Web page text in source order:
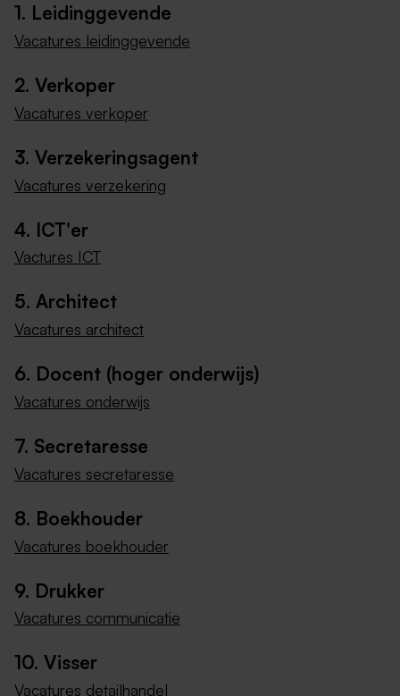
1. Leidinggevende
Vacatures leidinggevende
2. Verkoper
Vacatures verkoper
3. Verzekeringsagent
Vacatures verzekering
4. ICT'er
Vactures ICT
5. Architect
Vacatures architect
6. Docent (hoger onderwijs)
Vacatures onderwijs
7. Secretaresse
Vacatures secretaresse
8. Boekhouder
Vacatures boekhouder
9. Drukker
Vacatures communicatie
10. Visser
Vacatures detailhandel